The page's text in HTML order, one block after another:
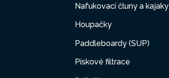
Nafukovací čluny a kajaky
Houpačky
Paddleboardy (SUP)
Pískové filtrace